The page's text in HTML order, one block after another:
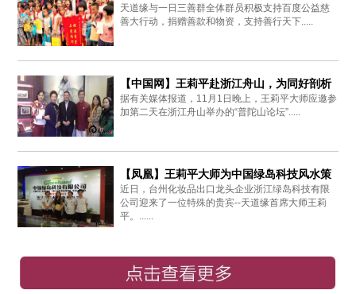
度爱心同行
天道缘与一日三善群全体群员积极支持百度公益慈
善大行动，捐赠善款和物资，支持善行天下.....
【中国网】王莉平赴浙江舟山，为同好剖析
周易思想
据有关媒体报道，11月1日晚上，王莉平大师应邀参
加第二天在浙江舟山举办的“普陀山论坛”.....
【凤凰】王莉平大师为中国绿岛科技风水策
划布局
近日，台州化妆品出口龙头企业浙江绿岛科技有限
公司迎来了一位特殊的贵宾--天道缘首席大师王莉
平。......